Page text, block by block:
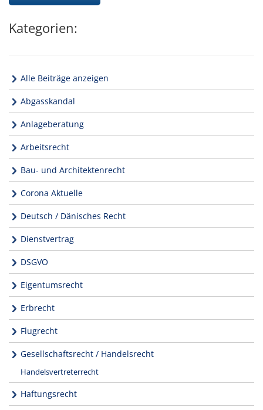
Kategorien:
Alle Beiträge anzeigen
Abgasskandal
Anlageberatung
Arbeitsrecht
Bau- und Architektenrecht
Corona Aktuelle
Deutsch / Dänisches Recht
Dienstvertrag
DSGVO
Eigentumsrecht
Erbrecht
Flugrecht
Gesellschaftsrecht / Handelsrecht
Handelsvertreterrecht
Haftungsrecht